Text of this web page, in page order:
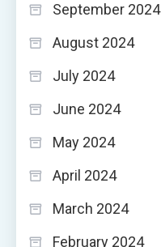
September 2024
August 2024
July 2024
June 2024
May 2024
April 2024
March 2024
February 2024